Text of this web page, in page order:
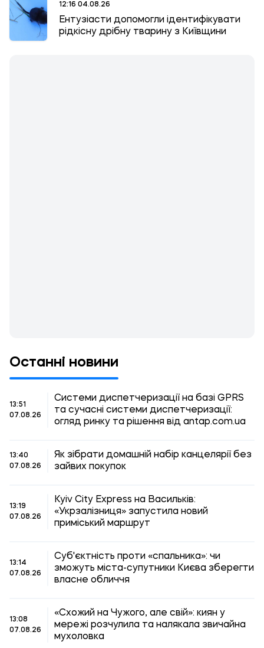
12:16 04.08.26
Ентузіасти допомогли ідентифікувати
рідкісну дрібну тварину з Київщини
Останні новини
13:51
07.08.26
Системи диспетчеризації на базі GPRS
та сучасні системи диспетчеризації:
огляд ринку та рішення від antap.com.ua
13:40
07.08.26
Як зібрати домашній набір канцелярії без
зайвих покупок
13:19
07.08.26
Kyiv City Express на Васильків:
«Укрзалізниця» запустила новий
приміський маршрут
13:14
07.08.26
Суб'єктність проти «спальника»: чи
зможуть міста-супутники Києва зберегти
власне обличчя
13:08
07.08.26
«Схожий на Чужого, але свій»: киян у
мережі розчулила та налякала звичайна
мухоловка